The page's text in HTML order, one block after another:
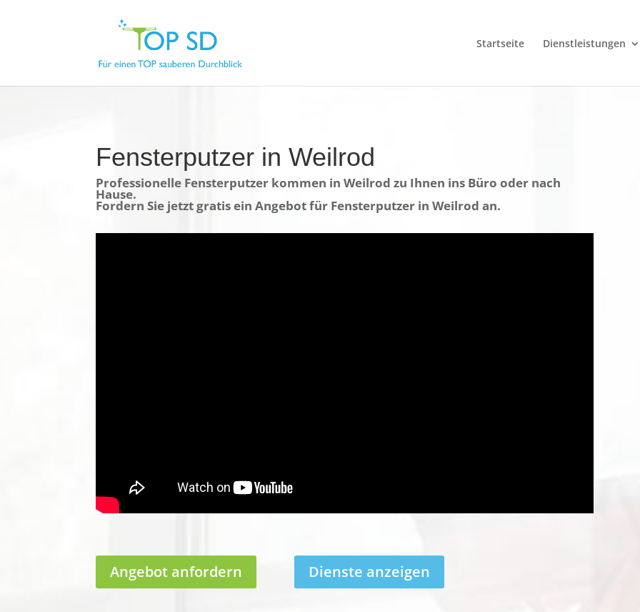
Startseite Dienstleistungen
Fensterputzer in Weilrod
Professionelle Fensterputzer kommen in Weilrod zu Ihnen ins Büro oder nach
Hause.
Fordern Sie jetzt gratis ein Angebot für Fensterputzer in Weilrod an.
Angebot anfordern Dienste anzeigen